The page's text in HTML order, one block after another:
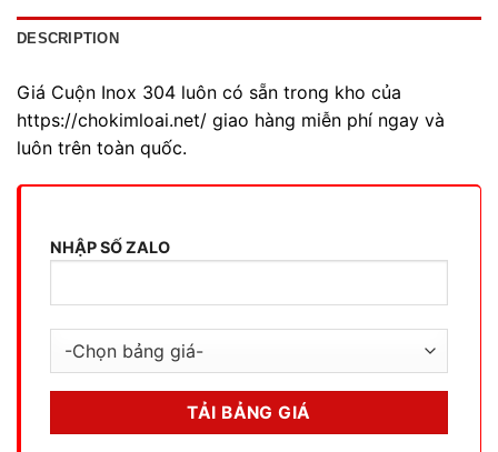
DESCRIPTION
Giá Cuộn Inox 304 luôn có sẵn trong kho của
https://chokimloai.net/ giao hàng miễn phí ngay và
luôn trên toàn quốc.
NHẬP SỐ ZALO